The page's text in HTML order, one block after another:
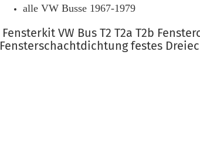
alle VW Busse 1967-1979
Fensterkit VW Bus T2 T2a T2b
Fensterschachtdichtung festes